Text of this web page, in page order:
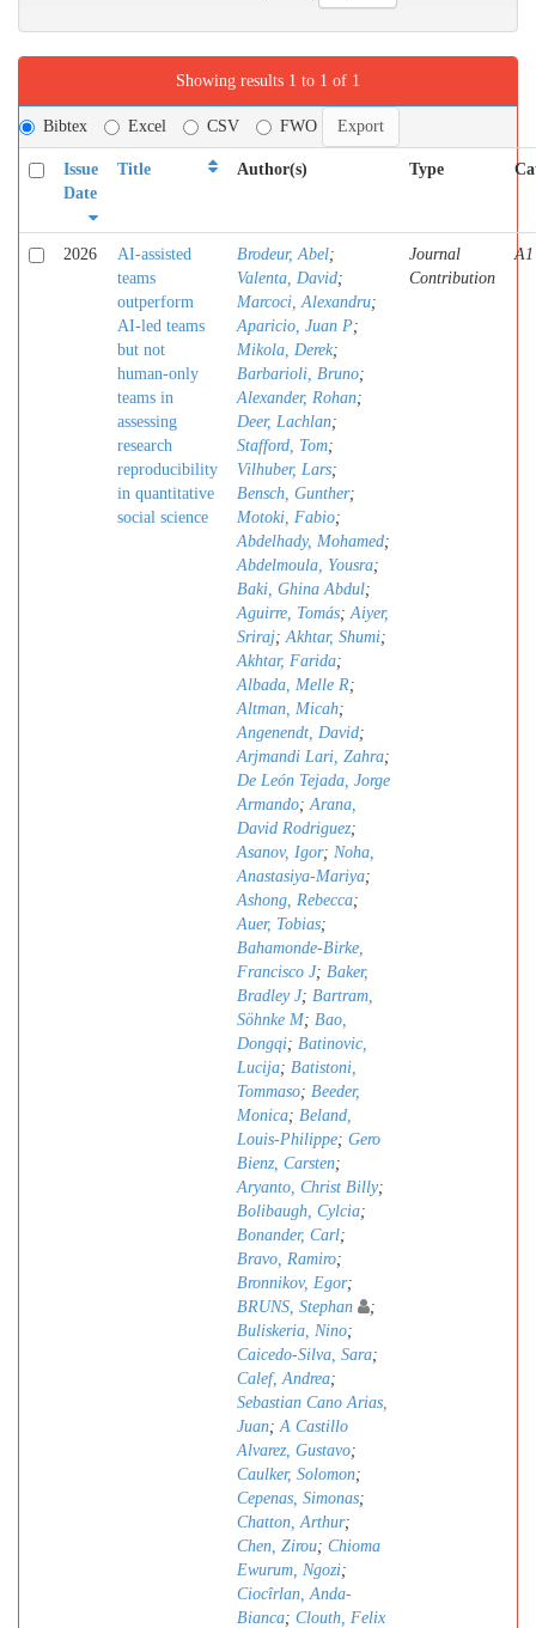
Showing results 1 to 1 of 1
Bibtex Excel CSV FWO
Issue
Date
Title Author(s) Type
2026
AI-assisted
teams
outperform
AI-led teams
but not
human-only
teams in
assessing
research
reproducibility
in quantitative
social science
Brodeur, Abel;
Valenta, David;
Marcoci, Alexandru;
Aparicio, Juan P;
Mikola, Derek;
Barbarioli, Bruno;
Alexander, Rohan;
Deer, Lachlan;
Stafford, Tom;
Vilhuber, Lars;
Bensch, Gunther;
Motoki, Fabio;
Abdelhady, Mohamed;
Abdelmoula, Yousra;
Baki, Ghina Abdul;
Aguirre, Tomás;Aiyer,
Sriraj;Akhtar, Shumi;
Akhtar, Farida;
Albada, Melle R;
Altman, Micah;
Angenendt, David;
Arjmandi Lari, Zahra;
De León Tejada, Jorge
Armando;Arana,
David Rodriguez;
Asanov, Igor; Noha,
Anastasiya-Mariya;
Ashong, Rebecca;
Auer, Tobias;
Bahamonde-Birke,
Francisco J; Baker,
Bradley J; Bartram,
Söhnke M; Bao,
Dongqi; Batinovic,
Lucija; Batistoni,
Tommaso; Beeder,
Monica; Beland,
Louis-Philippe; Gero
Bienz, Carsten;
Aryanto, Christ Billy;
Bolibaugh, Cylcia;
Bonander, Carl;
Bravo, Ramiro;
Bronnikov, Egor;
BRUNS, Stephan
;
Buliskeria, Nino;
Caicedo-Silva, Sara;
Calef, Andrea;
Sebastian Cano Arias,
Juan;A Castillo
Alvarez, Gustavo;
Caulker, Solomon;
Cepenas, Simonas;
Chatton, Arthur;
Chen, Zirou; Chioma
Ewurum, Ngozi;
Ciocîrlan, Anda-
Bianca; Clouth, Felix
Journal
Contribution
A1